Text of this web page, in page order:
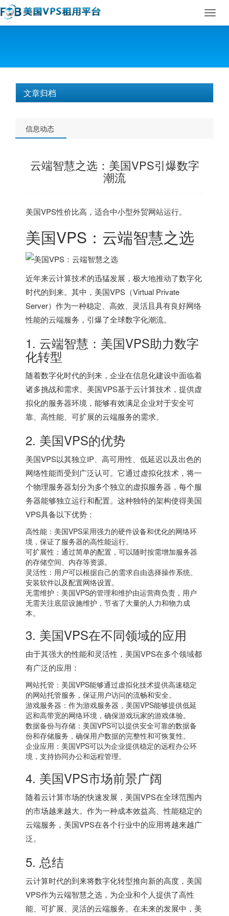
文章归档
信息动态
云端智慧之选：美国VPS引爆数字
潮流
美国VPS性价比高，适合中小型外贸网站运行。
美国VPS：云端智慧之选
近年来云计算技术的迅猛发展，极大地推动了数字化
时代的到来。其中，美国VPS（Virtual Private
Server）作为一种稳定、高效、灵活且具有良好网络
性能的云端服务，引爆了全球数字化潮流。
1. 云端智慧：美国VPS助力数字
化转型
随着数字化时代的到来，企业在信息化建设中面临着
诸多挑战和需求。美国VPS基于云计算技术，提供虚
拟化的服务器环境，能够有效满足企业对于安全可
靠、高性能、可扩展的云端服务的需求。
2. 美国VPS的优势
美国VPS以其独立IP、高可用性、低延迟以及出色的
网络性能而受到广泛认可。它通过虚拟化技术，将一
个物理服务器划分为多个独立的虚拟服务器，每个服
务器能够独立运行和配置。这种独特的架构使得美国
VPS具备以下优势：
高性能：美国VPS采用强力的硬件设备和优化的网络环
境，保证了服务器的高性能运行。
可扩展性：通过简单的配置，可以随时按需增加服务器
的存储空间、内存等资源。
灵活性：用户可以根据自己的需求自由选择操作系统、
安装软件以及配置网络设置。
无需维护：美国VPS的管理和维护由运营商负责，用户
无需关注底层设施维护，节省了大量的人力和物力成
本。
3. 美国VPS在不同领域的应用
由于其强大的性能和灵活性，美国VPS在多个领域都
有广泛的应用：
网站托管：美国VPS能够通过虚拟化技术提供高速稳定
的网站托管服务，保证用户访问的流畅和安全。
游戏服务器：作为游戏服务器，美国VPS能够提供低延
迟和高带宽的网络环境，确保游戏玩家的游戏体验。
数据备份与存储：美国VPS可以提供安全可靠的数据备
份和存储服务，确保用户数据的完整性和可恢复性。
企业应用：美国VPS可以为企业提供稳定的远程办公环
境，支持协同办公和远程管理。
4. 美国VPS市场前景广阔
随着云计算市场的快速发展，美国VPS在全球范围内
的市场越来越大。作为一种成本效益高、性能稳定的
云端服务，美国VPS在各个行业中的应用将越来越广
泛。
5. 总结
云计算时代的到来将数字化转型推向新的高度，美国
VPS作为云端智慧之选，为企业和个人提供了高性
能、可扩展、灵活的云端服务。在未来的发展中，美